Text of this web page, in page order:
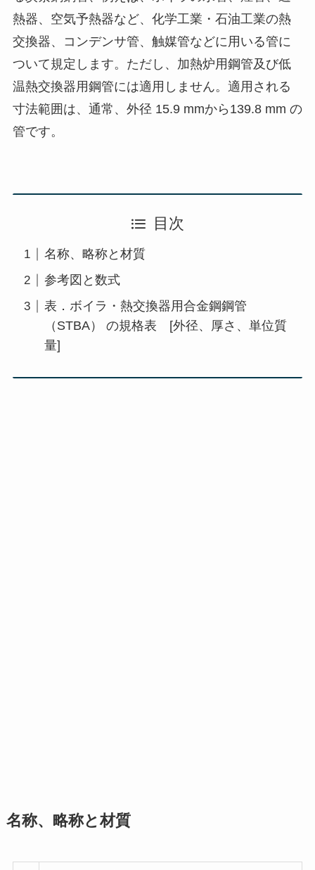
熱器、空気予熱器など、化学工業・石油工業の熱
交換器、コンデンサ管、触媒管などに用いる管に
ついて規定します。ただし、加熱炉用鋼管及び低
温熱交換器用鋼管には適用しません。適用される
寸法範囲は、通常、外径 15.9 mmから139.8 mm の
管です。
目次
名称、略称と材質
参考図と数式
表．ボイラ・熱交換器用合金鋼鋼管
（STBA） の規格表 [外径、厚さ、単位質
量]
名称、略称と材質